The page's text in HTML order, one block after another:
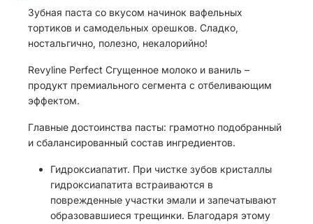
Зубная паста со вкусом начинок вафельных
тортиков и самодельных орешков. Сладко,
ностальгично, полезно, некалорийно!
Revyline Perfect Сгущенное молоко и ваниль –
продукт премиального сегмента с отбеливающим
эффектом.
Главные достоинства пасты: грамотно подобранный
и сбалансированный состав ингредиентов.
Гидроксиапатит. При чистке зубов кристаллы
гидроксиапатита встраиваются в
поврежденные участки эмали и запечатывают
образовавшиеся трещинки. Благодаря этому